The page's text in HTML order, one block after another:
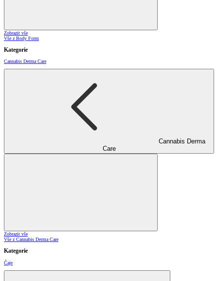
Zobrazit vše
Vše z Body Form
Kategorie
Cannabis Derma Care
Cannabis Derma
Care
Zobrazit vše
Vše z Cannabis Derma Care
Kategorie
Čaje